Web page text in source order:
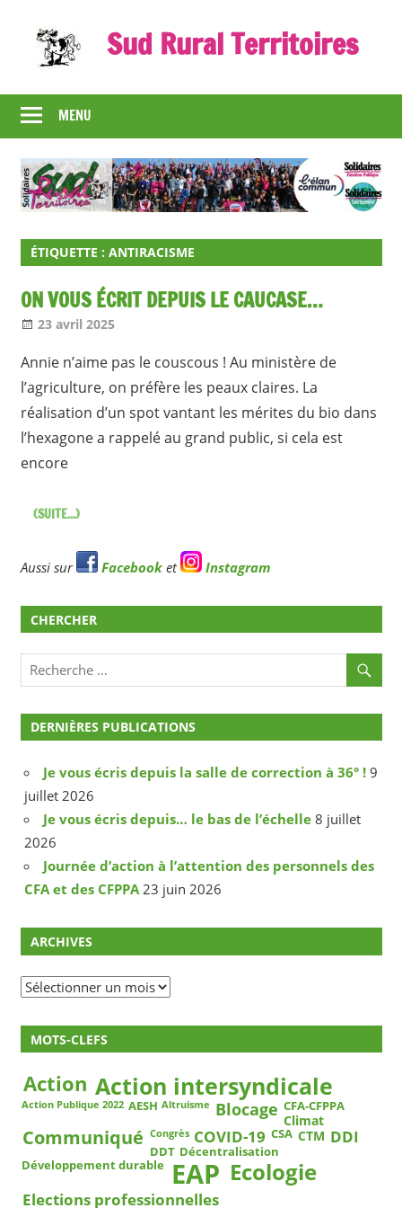
content
Sud Rural Territoires
syndicat
qui
et
qui
MENU
ÉTIQUETTE : ANTIRACISME
ON VOUS ÉCRIT DEPUIS LE CAUCASE…
23 avril 2025
Annie n’aime pas le couscous ! Au ministère de
l’agriculture, on préfère les peaux claires. La
réalisation d’un spot vantant les mérites du bio dans
l’hexagone a rappelé au grand public, si cela est
encore
(SUITE...)
Aussi sur Facebooket Instagram
CHERCHER
DERNIÈRES PUBLICATIONS
Je vous écris depuis la salle de correction à 36° ! 9
juillet 2026
Je vous écris depuis… le bas de l’échelle 8 juillet
2026
Journée d’action à l’attention des personnels des
CFA et des CFPPA 23 juin 2026
ARCHIVES
Archives
MOTS-CLEFS
Action Action intersyndicale
Action Publique 2022 AESH Altruisme Blocage CFA-CFPPA
Climat
Communiqué Congrès COVID-19 CSA CTM DDI
DDT Décentralisation
Développement durable EAP Ecologie
Elections professionnelles